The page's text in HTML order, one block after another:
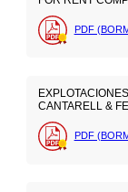
PDF
CANTARELL &
PDF